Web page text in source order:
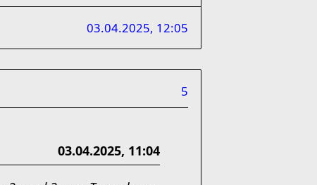
03.04.2025, 12:05
5
03.04.2025, 11:04